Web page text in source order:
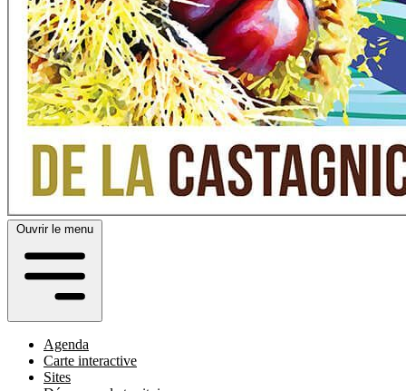
Ouvrir le menu
Agenda
Carte interactive
Sites